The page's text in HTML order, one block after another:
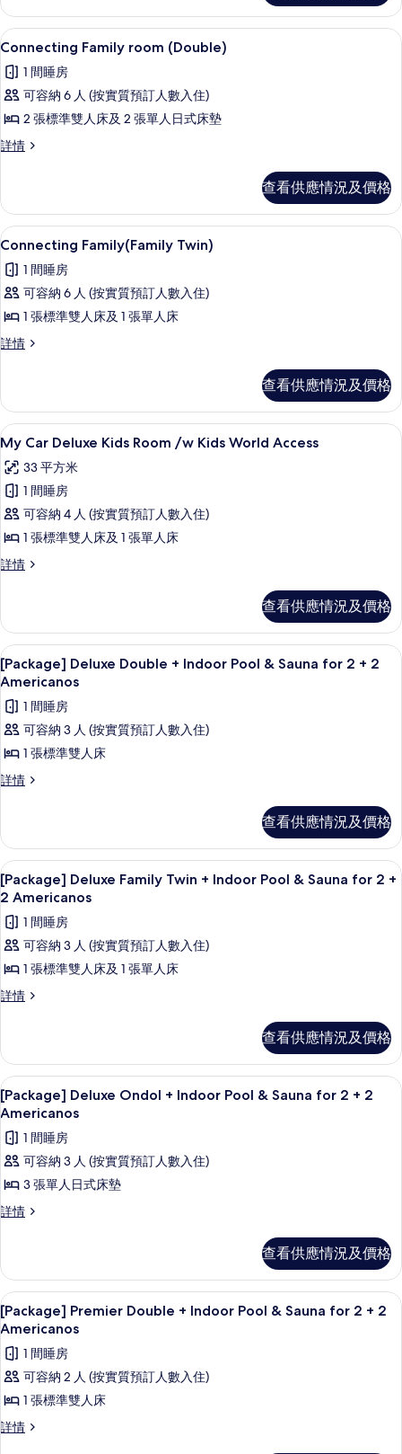
相
片
情
載
入
所
有
Connecting
Family
的
相
片
Connecting Family room (Double) |
4
Connecting Family room (Double)
1 間睡房
可容納 6 人 (按實質預訂人數入住)
2 張標準雙人床及 2 張單人日式床墊
詳情
Connecting
詳
情
查看供應情況及價格
載
入
所
有
Connecting
Family(Family
相
片
高級寢具、房內夾萬、遮光窗簾/窗簾
3
Connecting Family(Family Twin)
1 間睡房
可容納 6 人 (按實質預訂人數入住)
1 張標準雙人床及 1 張單人床
詳情
Connecting
情
查看供應情況及價格
載
入
所
有
My
Car
Deluxe
/w
Kids
World
Access
的
相
片
My Car Deluxe Kids Room /w Kids
2
My Car Deluxe Kids Room /w Kids World Access
33 平方米
1 間睡房
可容納 4 人 (按實質預訂人數入住)
1 張標準雙人床及 1 張單人床
詳情
My
Room
/w
Kids
World
詳
情
查看供應情況及價格
載
入
所
有
[Package]
Double
Pool
&
Sauna
for
2
+
2
Americanos
片
高級寢具、房內夾萬、遮光窗簾/窗簾
2
[Package] Deluxe Double + Indoor Pool & Sauna for 2 + 2
Americanos
1 間睡房
可容納 3 人 (按實質預訂人數入住)
1 張標準雙人床
詳情
[Package]
Indoor
Pool
&
Sauna
2
+
Americanos
詳
情
查看供應情況及價格
載
入
所
有
[Package]
Family
Indoor
Pool
&
Sauna
for
2
+
2
相
片
高級寢具、房內夾萬、遮光窗簾/窗簾
2
[Package] Deluxe Family Twin + Indoor Pool & Sauna for 2 +
2 Americanos
1 間睡房
可容納 3 人 (按實質預訂人數入住)
1 張標準雙人床及 1 張單人床
詳情
[Package]
+
Indoor
Pool
&
for
2
2
Americanos
詳
查看供應情況及價格
載
入
所
有
[Package]
Ondol
Pool
&
Sauna
for
2
+
2
Americanos
高級寢具、房內夾萬、遮光窗簾/窗簾
3
[Package] Deluxe Ondol + Indoor Pool & Sauna for 2 + 2
Americanos
1 間睡房
可容納 3 人 (按實質預訂人數入住)
3 張單人日式床墊
詳情
[Package]
Indoor
Pool
&
Sauna
2
+
Americanos
詳
情
查看供應情況及價格
載
入
所
有
[Package]
Double
高級寢具、房內夾萬、遮光窗簾/窗簾
2
[Package] Premier Double + Indoor Pool & Sauna for 2 + 2
Americanos
1 間睡房
可容納 2 人 (按實質預訂人數入住)
1 張標準雙人床
詳情
[Package]